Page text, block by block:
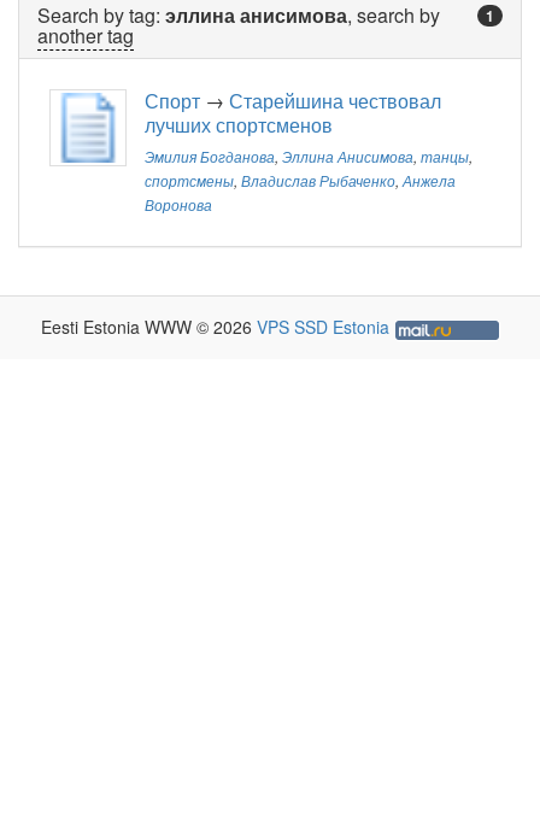
1
Search by tag: эллина анисимова, search by
another tag
Спорт → Старейшина чествовал
лучших спортсменов
Эмилия Богданова, Эллина Анисимова, танцы,
спортсмены, Владислав Рыбаченко,Анжела
Воронова
Eesti Estonia WWW © 2026 VPS SSD Estonia